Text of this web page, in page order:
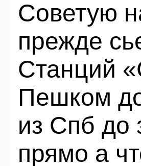
Советую
прежде
Станций
Пешком
из Спб до
прямо а